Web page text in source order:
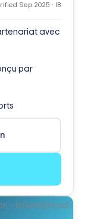
Sep 2025 · IB
avec
par